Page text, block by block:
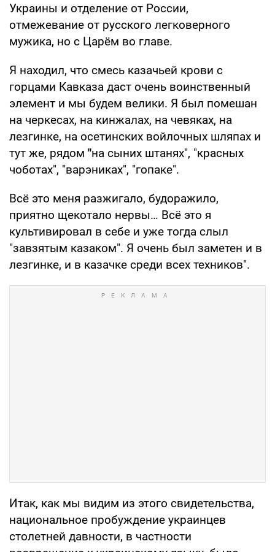
Украины и отделение от России,
отмежевание от русского легковерного
мужика, но с Царём во главе.
Я находил, что смесь казачьей крови с
горцами Кавказа даст очень воинственный
элемент и мы будем велики. Я был помешан
на черкесах, на кинжалах, на чевяках, на
лезгинке, на осетинских войлочных шляпах и
тут же, рядом "на сыних штанях", "красных
чоботах", "варэниках", "гопаке".
Всё это меня разжигало, будоражило,
приятно щекотало нервы… Всё это я
культивировал в себе и уже тогда слыл
"завзятым казаком". Я очень был заметен и в
лезгинке, и в казачке среди всех техников".
Итак, как мы видим из этого свидетельства,
национальное пробуждение украинцев
столетней давности, в частности